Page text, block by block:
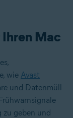
Mac
wie Avast
und Datenmüll
zu geben und